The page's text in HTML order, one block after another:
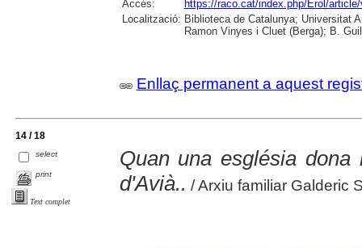
Accés:
https://raco.cat/index.php/Erol/article/
Localització: Biblioteca de Catalunya; Universitat
Ramon Vinyes i Cluet (Berga); B.
Enllaç permanent a aquest
14 / 18
select
print
Text complet
Quan una església
d'Avià.. / Arxiu familiar Galderic